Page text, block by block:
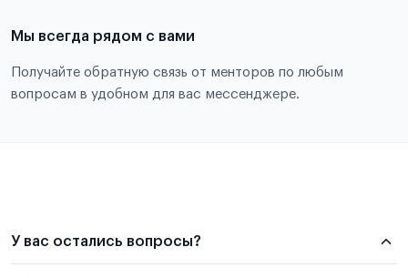
Мы всегда рядом с вами
Получайте обратную связь от менторов по любым
вопросам в удобном для вас мессенджере.
У вас остались вопросы?